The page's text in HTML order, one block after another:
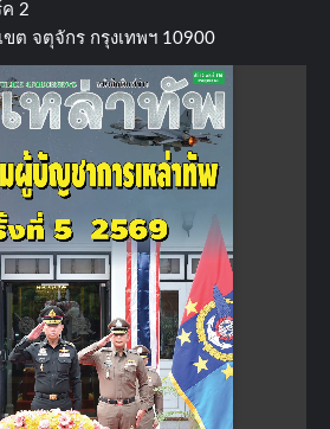
2
ต​ จตุจักร​ กรุงเทพฯ 10900